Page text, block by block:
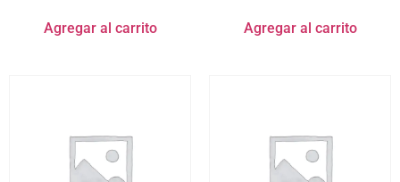
Agregar al carrito Agregar al carrito